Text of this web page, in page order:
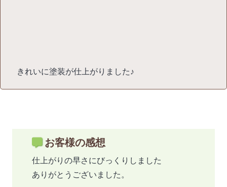
きれいに塗装が仕上がりました♪
お客様の感想
仕上がりの早さにびっくりしました
ありがとうございました。